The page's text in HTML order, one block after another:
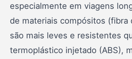
especialmente em viagens
de materiais compósitos (fibra
são mais leves e resistentes
termoplástico injetado (ABS),